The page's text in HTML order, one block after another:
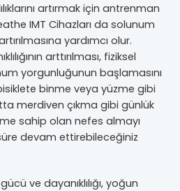
artırmak için antrenman
IMT Cihazları da solunum
yardımcı olur.
arttırılması, fiziksel
yorgunluğunun başlamasını
binme veya yüzme gibi
merdiven çıkma gibi günlük
sahip olan nefes almayı
devam ettirebileceğiniz
ve dayanıklılığı, yoğun